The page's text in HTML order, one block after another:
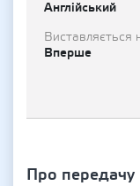
Англійський
Виставляється
Вперше
Про передачу